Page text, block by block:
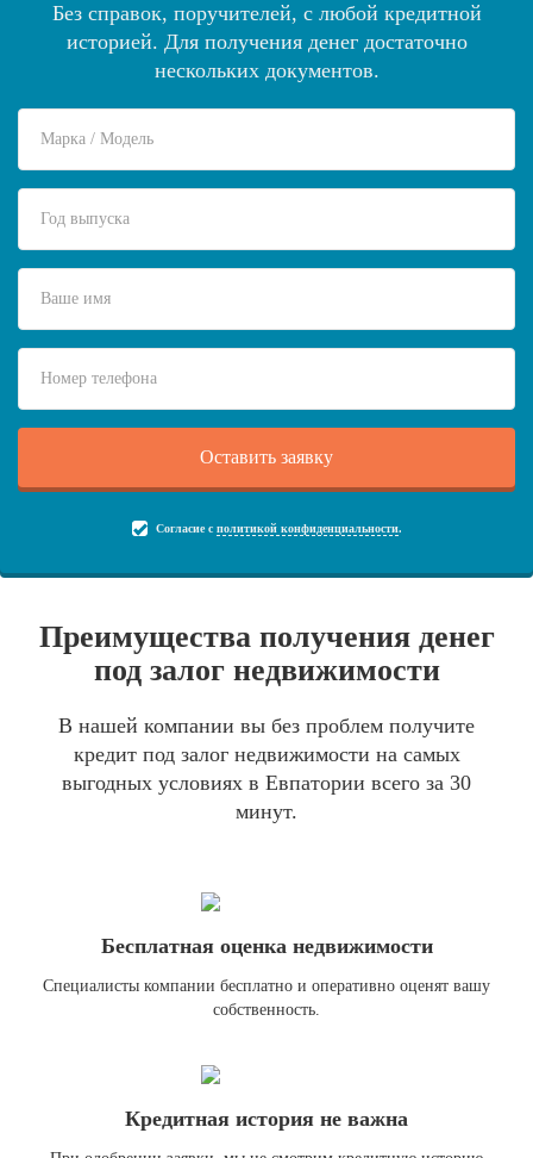
Без справок, поручителей, с любой кредитной
историей. Для получения денег достаточно
нескольких документов.
Согласие с политикой конфиденциальности.
Преимущества получения денег
под залог недвижимости
В нашей компании вы без проблем получите
кредит под залог недвижимости на самых
выгодных условиях в Евпатории всего за 30
минут.
Бесплатная оценка недвижимости
Специалисты компании бесплатно и оперативно оценят вашу
собственность.
Кредитная история не важна